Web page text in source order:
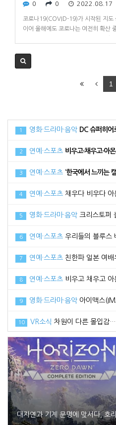
0 0 2022.08.17
코로나19(COVID-19)가 시작된 지도
이어 올해에도 코로나는 여전히 확산
이로 인한 가격 폭등이 이어지면서 이
1
1 영화·드라마·음악 DC 슈퍼히어로 원더
2 연예·스포츠 비우고·채우고·아몬드브리
3 연예·스포츠 ‘한국에서 느끼는 캘리포니아의
4 연예·스포츠 채우다 비우다 아몬드브리즈,
5 영화·드라마·음악 크리스토퍼 놀란 감
6 연예·스포츠 우리들의 블루스 배우
7 연예·스포츠 친한파 일본 여배우,
8 연예·스포츠 비우고 채우고 아몬드브리즈,
9 영화·드라마·음악 아이맥스(IMAX) 8
10 VR소식 차원이 다른 몰입감… AR글래스 체험부터 구
대자연과 기계 문명에 맞서다, 호